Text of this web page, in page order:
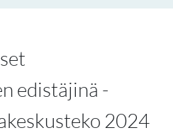
edistäjinä -
2024